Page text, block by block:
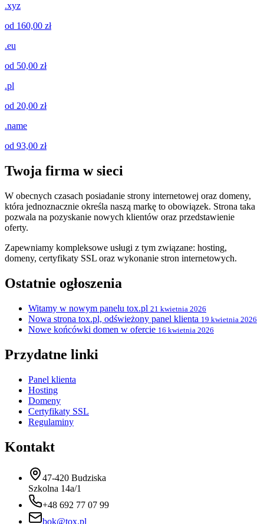
.xyz
od 160,00 zł
.eu
od 50,00 zł
.pl
od 20,00 zł
.name
od 93,00 zł
Twoja firma w sieci
W obecnych czasach posiadanie strony internetowej oraz domeny,
która jednoznacznie określa naszą markę to obowiązek. Strona taka
pozwala na pozyskanie nowych klientów oraz przedstawienie
oferty.
Zapewniamy kompleksowe usługi z tym związane: hosting,
domeny, certyfikaty SSL oraz wykonanie stron internetowych.
Ostatnie ogłoszenia
Witamy w nowym panelu tox.pl 21 kwietnia 2026
Nowa strona tox.pl, odświeżony panel klienta 19 kwietnia 2026
Nowe końcówki domen w ofercie 16 kwietnia 2026
Przydatne linki
Panel klienta
Hosting
Domeny
Certyfikaty SSL
Regulaminy
Kontakt
47-420 Budziska
Szkolna 14a/1
+48 692 77 07 99
bok@tox.pl